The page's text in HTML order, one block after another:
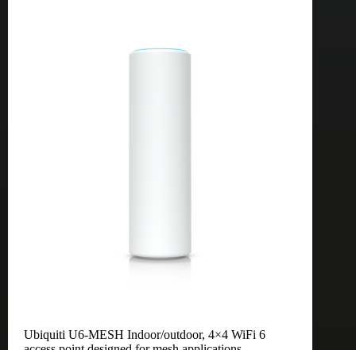
Ubiquiti U6-MESH Indoor/outdoor, 4×4 WiFi 6